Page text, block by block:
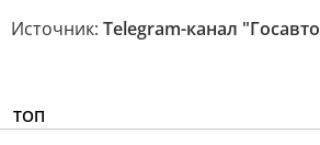
Источник: Telegram-канал
ТОП